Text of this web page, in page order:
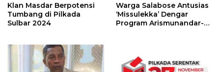
Klan Masdar Berpotensi
Tumbang di Pilkada
Sulbar 2024
Warga Salabose Antusias
‘Missulekka’ Dengar
Program Arismunandar-